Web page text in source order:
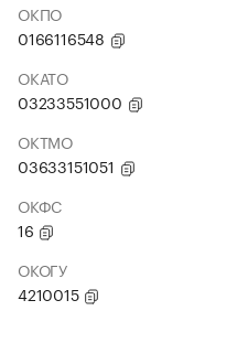
ОКПО
0166116548
ОКАТО
03233551000
ОКТМО
03633151051
ОКФС
16
ОКОГУ
4210015